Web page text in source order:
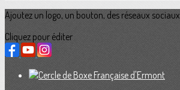
Ajoutez un logo, un bouton, des réseaux sociaux
Cliquez pour éditer